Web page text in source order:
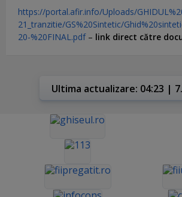
https://portal.afir.info/Uploads/
21_tranzitie/GS%20Sintetic/
20-%20FINAL.pdf– link direct către
Ultima actualizare: 04:23 |